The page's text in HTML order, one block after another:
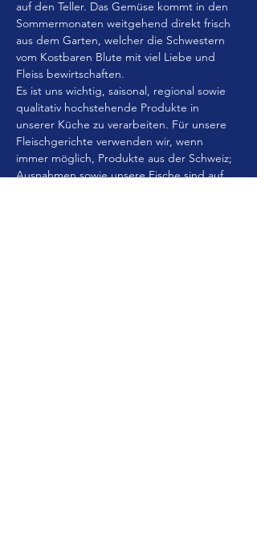
auf den Teller. Das Gemüse kommt in den
Sommermonaten weitgehend direkt frisch
aus dem Garten, welcher die Schwestern
vom Kostbaren Blute mit viel Liebe und
Fleiss bewirtschaften.
Es ist uns wichtig, saisonal, regional sowie
qualitativ hochstehende Produkte in
unserer Küche zu verarbeiten. Für unsere
Fleischgerichte verwenden wir, wenn
immer möglich, Produkte aus der Schweiz;
Ausnahmen sowie unsere Fische sind auf